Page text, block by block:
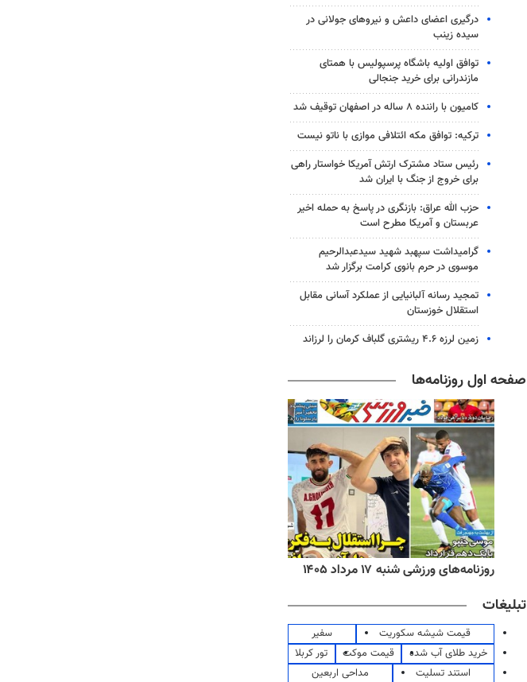
درگیری اعضای داعش و نیروهای جولانی در
سیده زینب
توافق اولیه باشگاه پرسپولیس با همتای
مازندرانی برای خرید جنجالی
کامیون با راننده ۸ ساله در اصفهان توقیف شد
ترکیه: توافق مکه ائتلافی موازی با ناتو نیست
رئیس ستاد مشترک ارتش آمریکا خواستار راهی
برای خروج از جنگ با ایران شد
حزب الله عراق: بازنگری در پاسخ به حمله اخیر
عربستان و آمریکا مطرح است
گرامیداشت سپهبد شهید سیدعبدالرحیم
موسوی در حرم بانوی کرامت برگزار شد
تمجید رسانه آلبانیایی از عملکرد آسانی مقابل
استقلال خوزستان
زمین لرزه ۴.۶ ریشتری گلباف کرمان را لرزاند
صفحه اول روزنامه‌ها
روزنامه‌های ورزشی شنبه ۱۷ مرداد ۱۴۰۵
تبلیغات
قیمت شیشه سکوریت
سفیر
خرید طلای آب شده
قیمت موکت
تور کربلا
استند تسلیت
مداحی اربعین